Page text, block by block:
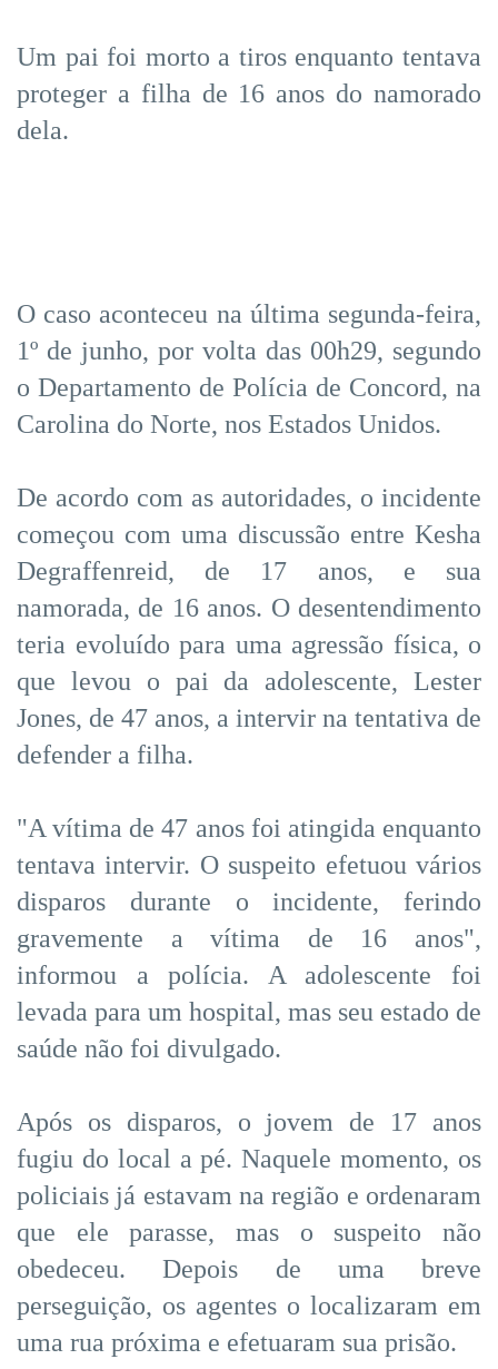
Um pai foi morto a tiros enquanto tentava
proteger a filha de 16 anos do namorado
dela.
O caso aconteceu na última segunda-feira,
1º de junho, por volta das 00h29, segundo
o Departamento de Polícia de Concord, na
Carolina do Norte, nos Estados Unidos.
De acordo com as autoridades, o incidente
começou com uma discussão entre Kesha
Degraffenreid, de 17 anos, e sua
namorada, de 16 anos. O desentendimento
teria evoluído para uma agressão física, o
que levou o pai da adolescente, Lester
Jones, de 47 anos, a intervir na tentativa de
defender a filha.
"A vítima de 47 anos foi atingida enquanto
tentava intervir. O suspeito efetuou vários
disparos durante o incidente, ferindo
gravemente a vítima de 16 anos",
informou a polícia. A adolescente foi
levada para um hospital, mas seu estado de
saúde não foi divulgado.
Após os disparos, o jovem de 17 anos
fugiu do local a pé. Naquele momento, os
policiais já estavam na região e ordenaram
que ele parasse, mas o suspeito não
obedeceu. Depois de uma breve
perseguição, os agentes o localizaram em
uma rua próxima e efetuaram sua prisão.